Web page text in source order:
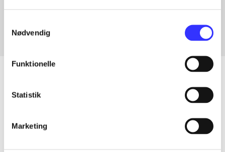
Nødvendig
Funktionelle
Statistik
Marketing